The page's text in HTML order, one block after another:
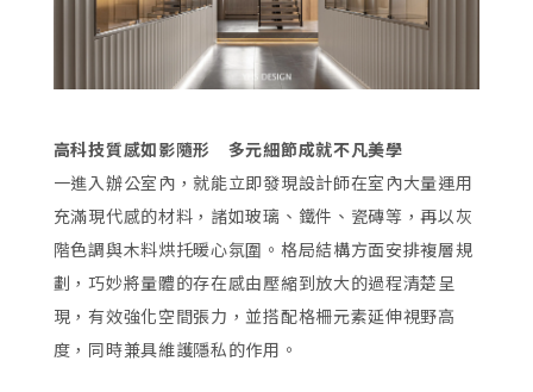
高科技質感如影隨形 多元細節成就不凡美學
一進入辦公室內，就能立即發現設計師在室內大量運用
充滿現代感的材料，諸如玻璃、鐵件、瓷磚等，再以灰
階色調與木料烘托暖心氛圍。格局結構方面安排複層規
劃，巧妙將量體的存在感由壓縮到放大的過程清楚呈
現，有效強化空間張力，並搭配格柵元素延伸視野高
度，同時兼具維護隱私的作用。